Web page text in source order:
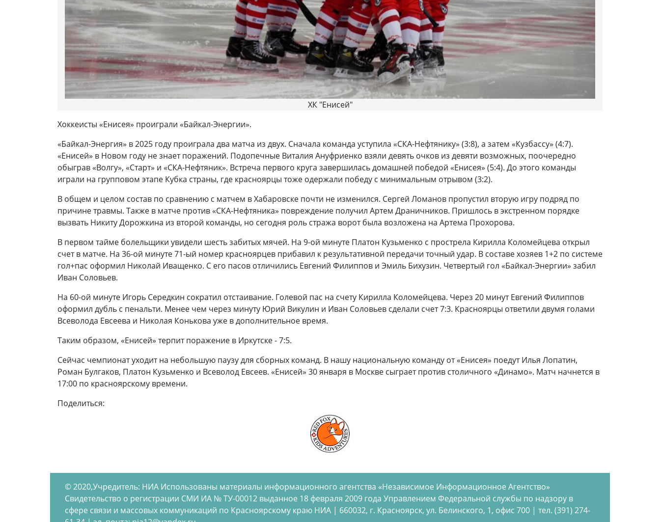
ХК "Енисей"
Хоккеисты «Енисея» проиграли «Байкал-Энергии».
«Байкал-Энергия» в 2025 году проиграла два матча из двух. Сначала команда уступила «СКА-Нефтянику» (3:8), а затем «Кузбассу» (4:7).
«Енисей» в Новом году не знает поражений. Подопечные Виталия Ануфриенко взяли девять очков из девяти возможных, поочередно
обыграв «Волгу», «Старт» и «СКА-Нефтяник». Встреча первого круга завершилась домашней победой «Енисея» (5:4). До этого команды
играли на групповом этапе Кубка страны, где красноярцы тоже одержали победу с минимальным отрывом (3:2).
В общем и целом состав по сравнению с матчем в Хабаровске почти не изменился. Сергей Ломанов пропустил вторую игру подряд по
причине травмы. Также в матче против «СКА-Нефтяника» повреждение получил Артем Драничников. Пришлось в экстренном порядке
вызвать Никиту Дорожкина из второй команды, но сегодня роль стража ворот была возложена на Артема Прохорова.
В первом тайме болельщики увидели шесть забитых мячей. На 9-ой минуте Платон Кузьменко с прострела Кирилла Коломейцева открыл
счет в матче. На 36-ой минуте 71-ый номер красноярцев прибавил к результативной передачи точный удар. В составе хозяев 1+2 по системе
гол+пас оформил Николай Иващенко. С его пасов отличились Евгений Филиппов и Эмиль Бихузин. Четвертый гол «Байкал-Энергии» забил
Иван Соловьев.
На 60-ой минуте Игорь Середкин сократил отстаивание. Голевой пас на счету Кирилла Коломейцева. Через 20 минут Евгений Филиппов
оформил дубль с пенальти. Менее чем через минуту Юрий Викулин и Иван Соловьев сделали счет 7:3. Красноярцы ответили двумя голами
Всеволода Евсеева и Николая Конькова уже в дополнительное время.
Таким образом, «Енисей» терпит поражение в Иркутске - 7:5.
Сейчас чемпионат уходит на небольшую паузу для сборных команд. В нашу национальную команду от «Енисея» поедут Илья Лопатин,
Роман Булгаков, Платон Кузьменко и Всеволод Евсеев. «Енисей» 30 января в Москве сыграет против столичного «Динамо». Матч начнется в
17:00 по красноярскому времени.
Поделиться:
© 2020,Учредитель: НИА Использованы материалы информационного агентства «Независимое Информационное Агентство»
Свидетельство о регистрации СМИ ИА № ТУ-00012 выданное 18 февраля 2009 года Управлением Федеральной службы по надзору в
сфере связи и массовых коммуникаций по Красноярскому краю НИА | 660032, г. Красноярск, ул. Белинского, 1, офис 700 | тел. (391) 274-